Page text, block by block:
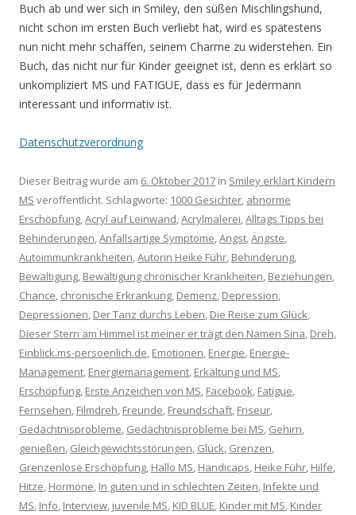
Buch ab und wer sich in Smiley, den süßen Mischlingshund,
nicht schon im ersten Buch verliebt hat, wird es spätestens
nun nicht mehr schaffen, seinem Charme zu widerstehen. Ein
Buch, das nicht nur für Kinder geeignet ist, denn es erklärt so
unkompliziert MS und FATIGUE, dass es für Jedermann
interessant und informativ ist.
Datenschutzverordnung
Dieser Beitrag wurde am 6. Oktober 2017 in Smiley erklärt Kindern
MS veröffentlicht. Schlagworte: 1000 Gesichter, abnorme
Erschöpfung,Acryl auf Leinwand,Acrylmalerei,Alltags Tipps bei
Behinderungen,Anfallsartige Symptome,Angst,Ängste,
Autoimmunkrankheiten,Autorin Heike Führ, Behinderung,
Bewältigung, Bewältigung chronischer Krankheiten, Beziehungen,
Chance, chronische Erkrankung, Demenz, Depression,
Depressionen, Der Tanz durchs Leben, Die Reise zum Glück,
Dieser Stern am Himmel ist meiner er trägt den Namen Sina, Dreh,
Einblick.ms-persoenlich.de, Emotionen, Energie, Energie-
Management, Energiemanagement, Erkältung und MS,
Erschöpfung, Erste Anzeichen von MS, Facebook, Fatigue,
Fernsehen, Filmdreh, Freunde, Freundschaft, Friseur,
Gedächtnisprobleme, Gedächtnisprobleme bei MS, Gehirn,
genießen, Gleichgewichtsstörungen, Glück, Grenzen,
Grenzenlose Erschöpfung, Hallo MS, Handicaps, Heike Führ, Hilfe,
Hitze, Hormone, In guten und in schlechten Zeiten, Infekte und
MS, Info, Interview, juvenile MS, KID BLUE, Kinder mit MS, Kinder